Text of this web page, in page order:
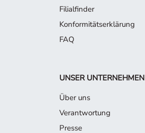
Filialfinder
Konformitätserklärung
FAQ
UNSER UNTERNEHMEN
Über uns
Verantwortung
Presse